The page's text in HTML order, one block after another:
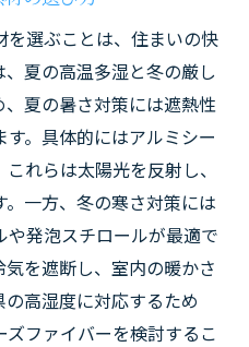
断熱材の研究と開発
を節約する方法とは
る光熱費の削減効果
ームの節約事例
める断熱リフォームの
断熱材の選び方
すすめ
る環境への配慮
選ぶことは、住まいの快
夏の高温多湿と冬の厳し
夏の暑さ対策には遮熱性
。具体的にはアルミシー
れらは太陽光を反射し、
一方、冬の寒さ対策には
発泡スチロールが最適で
を遮断し、室内の暖かさ
高湿度に対応するため
ファイバーを検討するこ